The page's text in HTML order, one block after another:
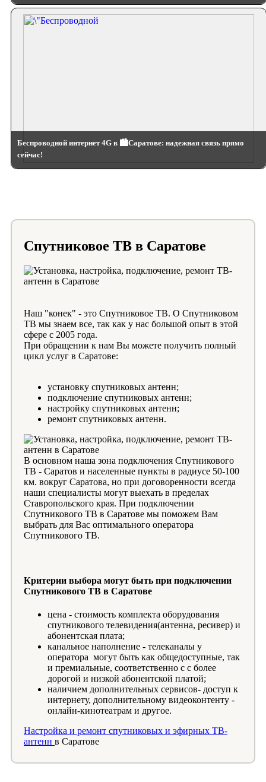
Беспроводной интернет 4G в 🏙️Саратове: надежная связь прямо
сейчас!
Спутниковое ТВ в Саратове
Наш "конек" - это Спутниковое ТВ. О Спутниковом
ТВ мы знаем все, так как у нас большой опыт в этой
сфере с 2005 года.
При обращении к нам Вы можете получить полный
цикл услуг в Саратове:
установку спутниковых антенн;
подключение спутниковых антенн;
настройку спутниковых антенн;
ремонт спутниковых антенн.
В основном наша зона подключения Спутникового
ТВ - Саратов и населенные пункты в радиусе 50-100
км. вокруг Саратова, но при договоренности всегда
наши специалисты могут выехать в пределах
Ставропольского края. При подключении
Спутникового ТВ в Саратове мы поможем Вам
выбрать для Вас оптимального оператора
Спутникового ТВ.
Критерии выбора могут быть при подключении
Спутникового ТВ в Саратове
цена - стоимость комплекта оборудования
спутникового телевидения(антенна, ресивер) и
абонентская плата;
канальное наполнение - телеканалы у
оператора могут быть как общедоступные, так
и премиальные, соответственно с с более
дорогой и низкой абонентской платой;
наличием дополнительных сервисов- доступ к
интернету, дополнительному видеоконтенту -
онлайн-кинотеатрам и другое.
Настройка и ремонт спутниковых и эфирных ТВ-
антенн в Саратове